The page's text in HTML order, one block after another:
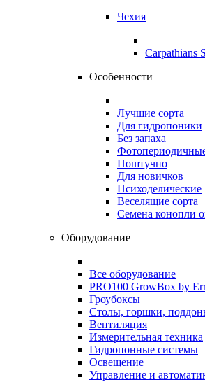
Чехия
Carpathians
Особенности
Лучшие сорта
Для гидропоники
Без запаха
Поштучно
Для новичков
Психоделические
Веселящие сорта
Семена конопли
Оборудование
Все оборудование
PRO100 GrowBox by
Гроубоксы
Столы, горшки,
Вентиляция
Измерительная техника
Гидропонные системы
Освещение
Управление и